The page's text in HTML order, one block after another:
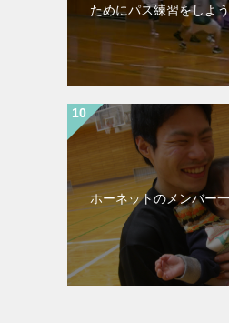
ためにパス練習をしよう
ホーネットのメンバー